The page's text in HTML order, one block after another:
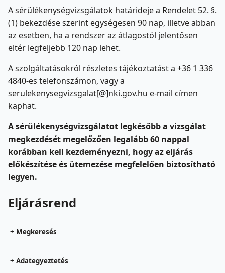
A sérülékenységvizsgálatok határideje a Rendelet 52. §.
(1) bekezdése szerint egységesen 90 nap, illetve abban
az esetben, ha a rendszer az átlagostól jelentősen
eltér legfeljebb 120 nap lehet.
A szolgáltatásokról részletes tájékoztatást a +36 1 336
4840-es telefonszámon, vagy a
serulekenysegvizsgalat[@]nki.gov.hu e-mail címen
kaphat.
A sérülékenységvizsgálatot legkésőbb a vizsgálat
megkezdését megelőzően legalább 60 nappal
korábban kell kezdeményezni, hogy az eljárás
előkészítése és ütemezése megfelelően biztosítható
legyen.
Eljárásrend
+ Megkeresés
+ Adategyeztetés